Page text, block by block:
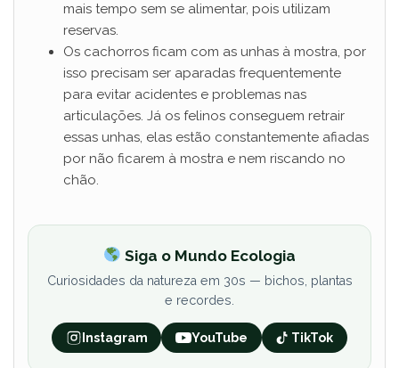
mais tempo sem se alimentar, pois utilizam
reservas.
Os cachorros ficam com as unhas à mostra, por
isso precisam ser aparadas frequentemente
para evitar acidentes e problemas nas
articulações. Já os felinos conseguem retrair
essas unhas, elas estão constantemente afiadas
por não ficarem à mostra e nem riscando no
chão.
Siga o Mundo Ecologia
Curiosidades da natureza em 30s — bichos, plantas
e recordes.
Instagram YouTube TikTok